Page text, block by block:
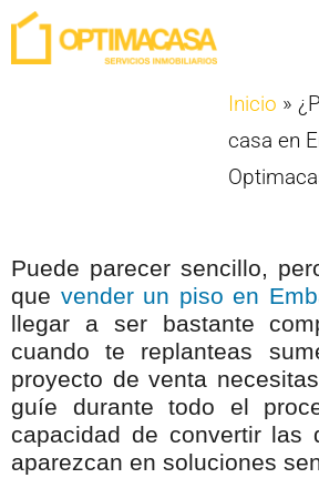
Inicio »
casa en
Puede parecer sencillo,
que vender un piso en
llegar a ser bastante
cuando te replanteas
proyecto de venta
guíe durante todo el
capacidad de convertir las
aparezcan en soluciones